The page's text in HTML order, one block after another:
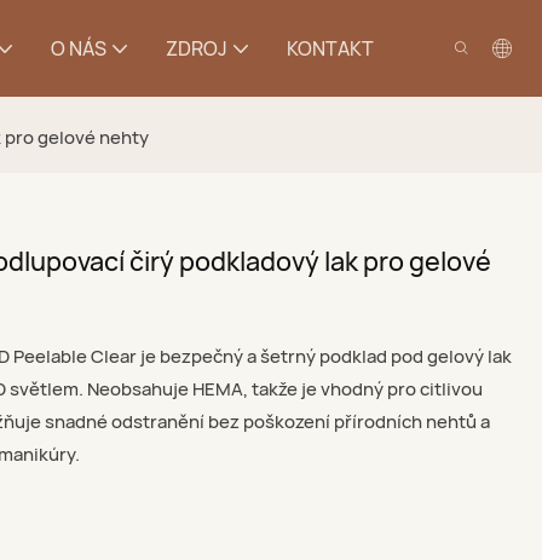
O NÁS ZDROJ KONTAKT
pro gelové nehty
čirý podkladový lak pro gelové
Peelable Clear je bezpečný a šetrný podklad pod gelový lak
Neobsahuje HEMA, takže je vhodný pro citlivou
snadné odstranění bez poškození přírodních nehtů a